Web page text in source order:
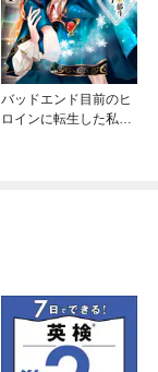
バッドエンド目前のヒ
ロインに転生した私、